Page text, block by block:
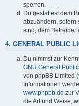
sperren.
Du gestattest dem
abzuändern, sofern
sind, dem Betreiber
4. GENERAL PUBLIC
Du nimmst zur
GNU General
von phpBB Limited (
Informationen
www.phpbb.de zur
die Art und Weise,